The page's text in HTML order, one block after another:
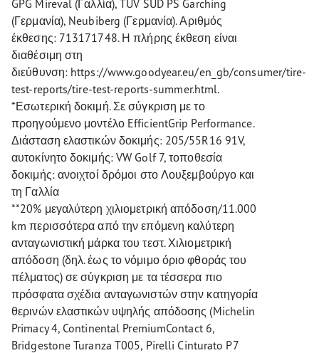
GPG Mireval (Γαλλία), TÜV SÜD PS Garching
(Γερμανία), Neubiberg (Γερμανία). Αριθμός
έκθεσης: 713171748. Η πλήρης έκθεση είναι
διαθέσιμη στη
διεύθυνση: https://www.goodyear.eu/en_gb/consumer/tire-
test-reports/tire-test-reports-summer.html.
*Εσωτερική δοκιμή. Σε σύγκριση με το
προηγούμενο μοντέλο EfficientGrip Performance.
Διάσταση ελαστικών δοκιμής: 205/55R16 91V,
αυτοκίνητο δοκιμής: VW Golf 7, τοποθεσία
δοκιμής: ανοιχτοί δρόμοι στο Λουξεμβούργο και
τη Γαλλία
**20% μεγαλύτερη χιλιομετρική απόδοση/11.000
km περισσότερα από την επόμενη καλύτερη
ανταγωνιστική μάρκα του τεστ. Χιλιομετρική
απόδοση (δηλ. έως το νόμιμο όριο φθοράς του
πέλματος) σε σύγκριση με τα τέσσερα πιο
πρόσφατα σχέδια ανταγωνιστών στην κατηγορία
θερινών ελαστικών υψηλής απόδοσης (Michelin
Primacy 4, Continental PremiumContact 6,
Bridgestone Turanza T005, Pirelli Cinturato P7